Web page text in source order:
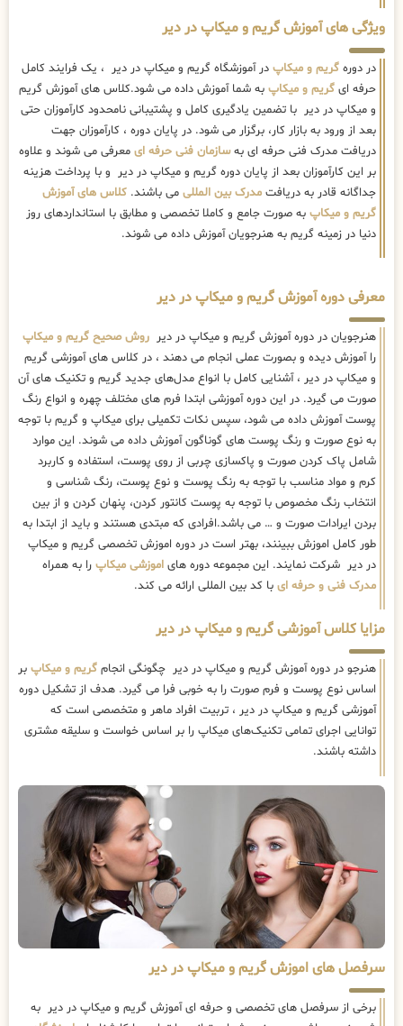
ویژگی های آموزش گریم و میکاپ در دیر
در دوره گریم و میکاپ در آموزشگاه گریم و میکاپ در دیر ، یک فرایند کامل
حرفه ای گریم و میکاپ به شما آموزش داده می شود.کلاس های آموزش گریم
و میکاپ در دیر با تضمین یادگیری کامل و پشتیبانی نامحدود کارآموزان حتی
بعد از ورود به بازار کار، برگزار می شود. در پایان دوره ، کارآموزان جهت
دریافت مدرک فنی حرفه ای بهسازمان فنی حرفه ای معرفی می شوند و علاوه
بر این کارآموزان بعد از پایان دوره گریم و میکاپ در دیر و با پرداخت هزینه
جداگانه قادر به دریافت مدرک بین المللی می باشند. کلاس های آموزش
گریم و میکاپ به صورت جامع و کاملا تخصصی و مطابق با استانداردهای روز
دنیا در زمینه گریم به هنرجویان آموزش داده می شوند.
معرفی دوره آموزش گریم و میکاپ در دیر
هنرجویان در دوره آموزش گریم و میکاپ در دیر روش صحیح گریم و میکاپ
را آموزش دیده و بصورت عملی انجام می دهند ، در کلاس های آموزشی گریم
و میکاپ در دیر ، آشنایی کامل با انواع مدل‌های جدید گریم و تکنیک های آن
صورت می گیرد. در این دوره آموزشی ابتدا فرم های مختلف چهره و انواع رنگ
پوست آموزش داده می شود، سپس نکات تکمیلی برای میکاپ و گریم با توجه
به نوع صورت و رنگ پوست های گوناگون آموزش داده می شوند. این موارد
شامل پاک کردن صورت و پاکسازی چربی از روی پوست، استفاده و کاربرد
کرم و مواد مناسب با توجه به رنگ پوست و نوع پوست، رنگ شناسی و
انتخاب رنگ مخصوص با توجه به پوست کانتور کردن، پنهان کردن و از بین
بردن ایرادات صورت و … می باشد.افرادی که مبتدی هستند و باید از ابتدا به
طور کامل اموزش ببینند، بهتر است در دوره اموزش تخصصی گریم و میکاپ
در دیر شرکت نمایند. این مجموعه دوره های اموزشی میکاپ را به همراه
مدرک فنی و حرفه ای با کد بین المللی ارائه می کند.
مزایا کلاس آموزشی گریم و میکاپ در دیر
هنرجو در دوره آموزش گریم و میکاپ در دیر چگونگی انجام گریم و میکاپ بر
اساس نوع پوست و فرم صورت را به خوبی فرا می گیرد. هدف از تشکیل دوره
آموزشی گریم و میکاپ در دیر ، تربیت افراد ماهر و متخصصی است که
توانایی اجرای تمامی تکنیک‌های میکاپ را بر اساس خواست و سلیقه مشتری
داشته باشند.
سرفصل های اموزش گریم و میکاپ در دیر
برخی از سرفصل های تخصصی و حرفه ای آموزش گریم و میکاپ در دیر به